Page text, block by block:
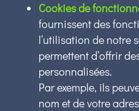
Cookies de
fournissent des
l’utilisation de notre
permettent d’offrir
personnalisées.
Par exemple, ils
nom et de votre